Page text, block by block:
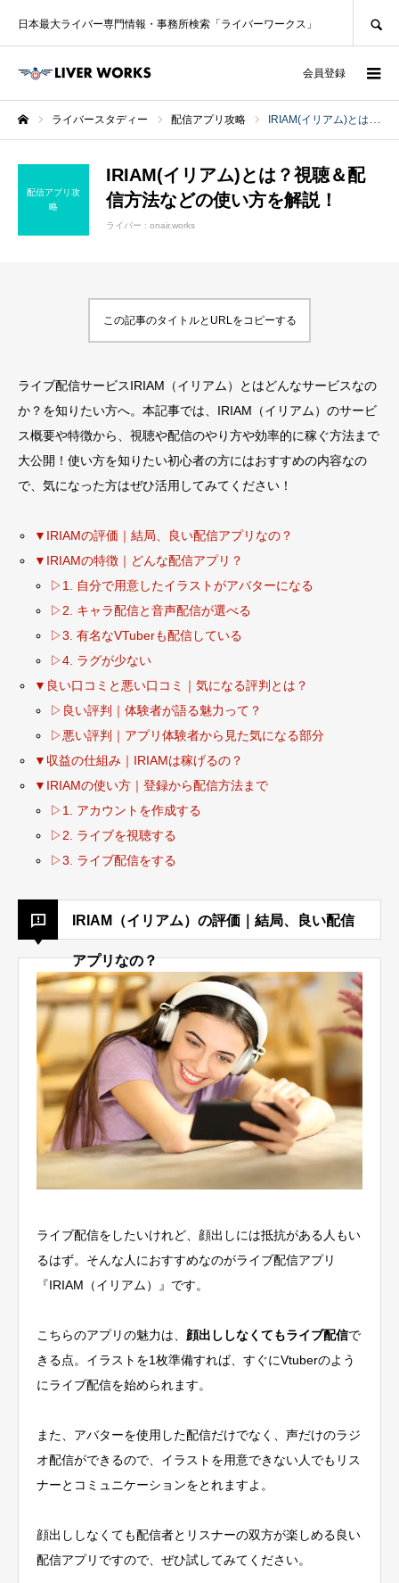
日本最大ライバー専門情報・事務所検索「ライバーワークス」
会員登録
ライバースタディー 配信アプリ攻略 IRIAM(イリアム)とは？視聴＆配信方法などの使い方を解説！
配信アプリ攻
略
IRIAM(イリアム)とは？視聴＆配
信方法などの使い方を解説！
ライバー : onair.works
この記事のタイトルとURLをコピーする
ライブ配信サービスIRIAM（イリアム）とはどんなサービスなの
か？を知りたい方へ。本記事では、IRIAM（イリアム）のサービ
ス概要や特徴から、視聴や配信のやり方や効率的に稼ぐ方法まで
大公開！使い方を知りたい初心者の方にはおすすめの内容なの
で、気になった方はぜひ活用してみてください！
▼IRIAMの評価｜結局、良い配信アプリなの？
▼IRIAMの特徴｜どんな配信アプリ？
▷1. 自分で用意したイラストがアバターになる
▷2. キャラ配信と音声配信が選べる
▷3. 有名なVTuberも配信している
▷4. ラグが少ない
▼良い口コミと悪い口コミ｜気になる評判とは？
▷良い評判｜体験者が語る魅力って？
▷悪い評判｜アプリ体験者から見た気になる部分
▼収益の仕組み｜IRIAMは稼げるの？
▼IRIAMの使い方｜登録から配信方法まで
▷1. アカウントを作成する
▷2. ライブを視聴する
▷3. ライブ配信をする
IRIAM（イリアム）の評価｜結局、良い配信
アプリなの？
ライブ配信をしたいけれど、顔出しには抵抗がある人もい
るはず。そんな人におすすめなのがライブ配信アプリ
『IRIAM（イリアム）』です。
こちらのアプリの魅力は、 顔出ししなくてもライブ配信で
きる点。イラストを1枚準備すれば、すぐにVtuberのよう
にライブ配信を始められます。
また、アバターを使用した配信だけでなく、声だけのラジ
オ配信ができるので、イラストを用意できない人でもリス
ナーとコミュニケーションをとれますよ。
顔出ししなくても配信者とリスナーの双方が楽しめる良い
配信アプリ ですので、ぜひ試してみてください。